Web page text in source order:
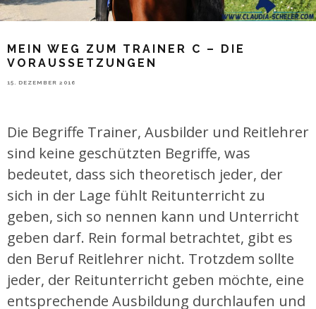
MEIN WEG ZUM TRAINER C – DIE
VORAUSSETZUNGEN
15. DEZEMBER 2016
Die Begriffe Trainer, Ausbilder und Reitlehrer
sind keine geschützten Begriffe, was
bedeutet, dass sich theoretisch jeder, der
sich in der Lage fühlt Reitunterricht zu
geben, sich so nennen kann und Unterricht
geben darf. Rein formal betrachtet, gibt es
den Beruf Reitlehrer nicht. Trotzdem sollte
jeder, der Reitunterricht geben möchte, eine
entsprechende Ausbildung durchlaufen und